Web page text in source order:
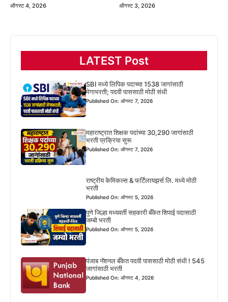
ऑगस्ट 4, 2026 ऑगस्ट 3, 2026
LATEST Post
SBI मध्ये लिपिक पदाच्या 1538 जागांसाठी
मेगाभरती; पदवी पाससाठी मोठी संधी
Published On: ऑगस्ट 7, 2026
महाराष्ट्रात शिक्षक पदांच्या 30,290 जागांसाठी
भरती प्रक्रिया सुरू
Published On: ऑगस्ट 7, 2026
राष्ट्रीय केमिकल्स & फर्टिलायझर्स लि. मध्ये मोठी
भरती
Published On: ऑगस्ट 5, 2026
पुणे जिल्हा मध्यवर्ती सहकारी बँकेत शिपाई पदासाठी
जम्बो भरती
Published On: ऑगस्ट 5, 2026
पंजाब नॅशनल बँकेत पदवी पाससाठी मोठी संधी ! 545
जागांसाठी भरती
Published On: ऑगस्ट 4, 2026